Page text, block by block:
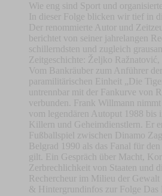
Wie eng sind Sport und
In dieser Folge blicken wir tief in
Der renommierte Autor und
berichtet von seiner jahrelangen
schillerndsten und zugleich
Zeitgeschichte: Željko Ražnatović,
Vom Bankräuber zum Anführer der
paramilitärischen Einheit „Die
untrennbar mit der Fankurve von
verbunden. Frank Willmann
vom legendären Autoput 1988 bis
Killern und Geheimdienstlern. Er
Fußballspiel zwischen Dinamo
Belgrad 1990 als das Fanal für
gilt. Ein Gespräch über Macht,
Zerbrechlichkeit von Staaten und
Rechercheur im Milieu der
& Hintergrundinfos zur Folge Das